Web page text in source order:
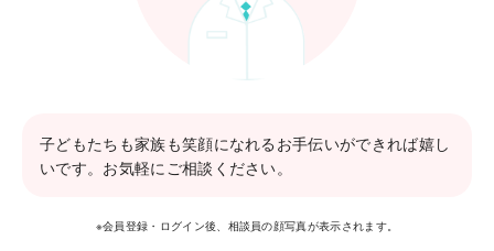
子どもたちも家族も笑顔になれるお手伝いができれば嬉し
いです。お気軽にご相談ください。
※会員登録・ログイン後、相談員の顔写真が表示されます。